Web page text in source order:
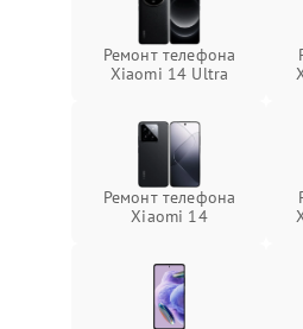
Ремонт телефона
Xiaomi 14 Ultra
Ремонт телефона
Xiaomi 14